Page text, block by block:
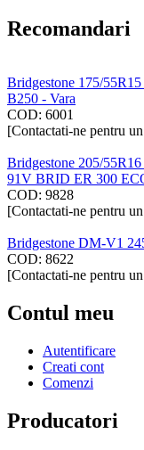
Recomandari
Bridgestone 175/
B250 - Vara
COD: 6001
[Contactati-ne pentru
Bridgestone 205/
91V BRID ER 300
COD: 9828
[Contactati-ne pentru
Bridgestone DM-V1
COD: 8622
[Contactati-ne pentru
Contul meu
Autentificare
Creati cont
Comenzi
Producatori